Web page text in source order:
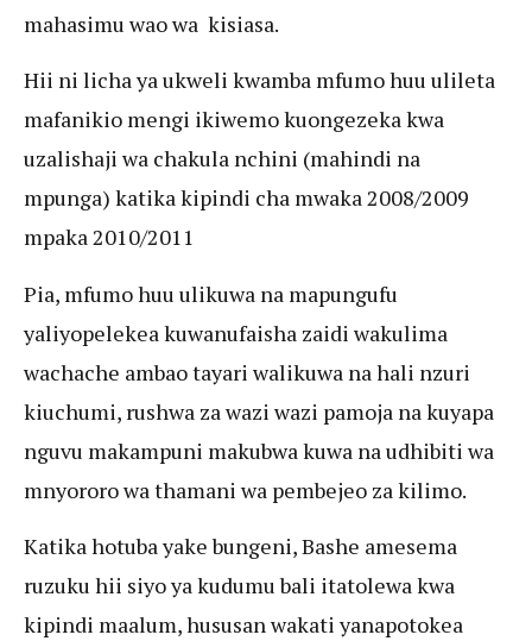
mahasimu wao wa kisiasa.
Hii ni licha ya ukweli kwamba mfumo huu ulileta
mafanikio mengi ikiwemo kuongezeka kwa
uzalishaji wa chakula nchini (mahindi na
mpunga) katika kipindi cha mwaka 2008/2009
mpaka 2010/2011
Pia, mfumo huu ulikuwa na mapungufu
yaliyopelekea kuwanufaisha zaidi wakulima
wachache ambao tayari walikuwa na hali nzuri
kiuchumi, rushwa za wazi wazi pamoja na kuyapa
nguvu makampuni makubwa kuwa na udhibiti wa
mnyororo wa thamani wa pembejeo za kilimo.
Katika hotuba yake bungeni, Bashe amesema
ruzuku hii siyo ya kudumu bali itatolewa kwa
kipindi maalum, hususan wakati yanapotokea